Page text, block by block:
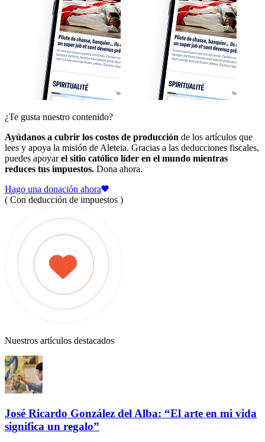
¿Te gusta nuestro contenido?
Ayúdanos a cubrir los costos de producción de los artículos que
lees y apoya la misión de Aleteia. Gracias a las deducciones fiscales,
puedes apoyarel sitio católico líder en el mundo mientras
reduces tus impuestos. Dona ahora.
Hago una donación ahora
( Con deducción de impuestos )
Nuestros artículos destacados
José Ricardo González del Alba: “El arte en mi vida
significa un regalo”